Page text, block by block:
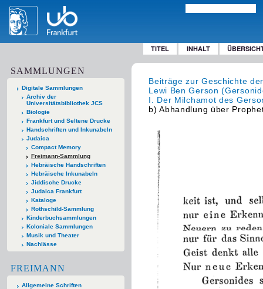
TITEL INHALT
SAMMLUNGEN
Digitale Sammlungen
Archiv der
Universitätsbibliothek JCS
Biologie
Frankfurt und Seltene Drucke
Handschriften und Inkunabeln
Judaica
Compact Memory
Freimann-Sammlung
Hebräische Handschriften
Hebräische Inkunabeln
Jiddische Drucke
Judaica Frankfurt
Kataloge
Rothschild-Sammlung
Kinderbuchsammlungen
Koloniale Sammlungen
Musik und Theater
Nachlässe
FREIMANN
Allgemeine Schriften
Beiträge zur Geschichte
Lewi Ben Gerson
I. Der Milchamot des
b) Abhandlung über